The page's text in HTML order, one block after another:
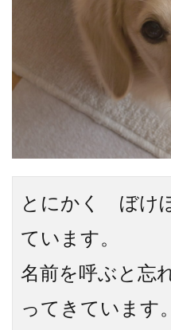
とにかく ぼけ
ています。
名前を呼ぶと忘
ってきています。